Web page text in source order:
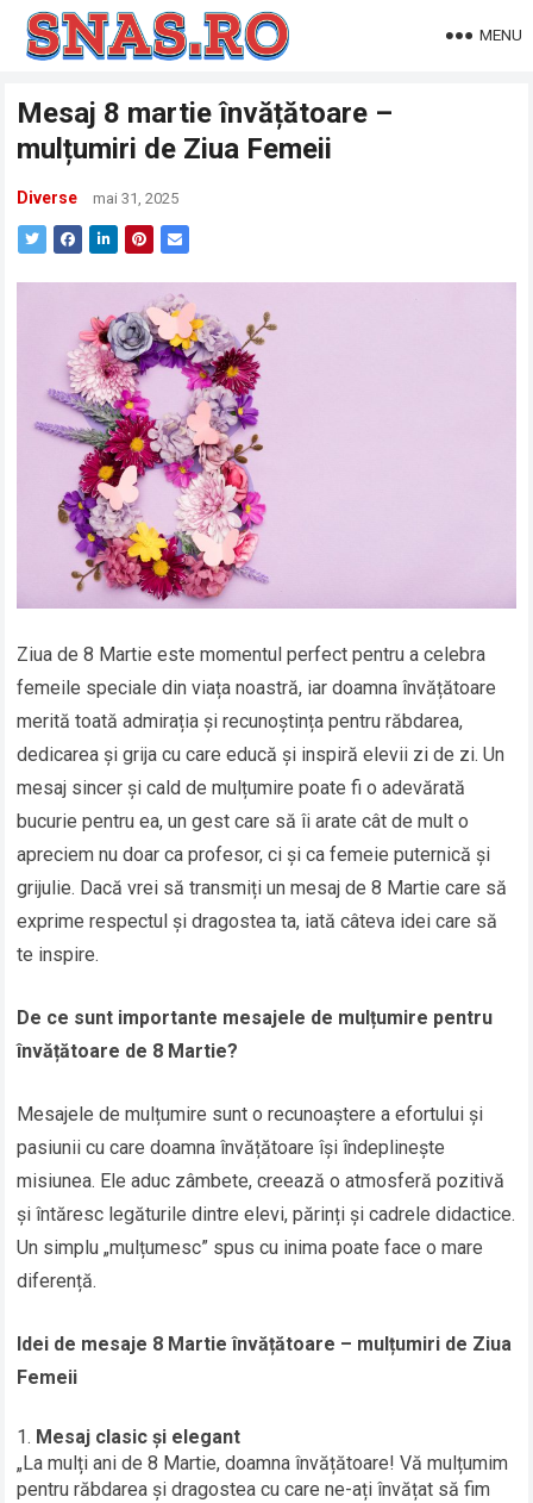
MENU
Mesaj 8 martie învățătoare –
mulțumiri de Ziua Femeii
Diverse mai 31, 2025
Ziua de 8 Martie este momentul perfect pentru a celebra
femeile speciale din viața noastră, iar doamna învățătoare
merită toată admirația și recunoștința pentru răbdarea,
dedicarea și grija cu care educă și inspiră elevii zi de zi. Un
mesaj sincer și cald de mulțumire poate fi o adevărată
bucurie pentru ea, un gest care să îi arate cât de mult o
apreciem nu doar ca profesor, ci și ca femeie puternică și
grijulie. Dacă vrei să transmiți un mesaj de 8 Martie care să
exprime respectul și dragostea ta, iată câteva idei care să
te inspire.
De ce sunt importante mesajele de mulțumire pentru
învățătoare de 8 Martie?
Mesajele de mulțumire sunt o recunoaștere a efortului și
pasiunii cu care doamna învățătoare își îndeplinește
misiunea. Ele aduc zâmbete, creează o atmosferă pozitivă
și întăresc legăturile dintre elevi, părinți și cadrele didactice.
Un simplu „mulțumesc” spus cu inima poate face o mare
diferență.
Idei de mesaje 8 Martie învățătoare – mulțumiri de Ziua
Femeii
Mesaj clasic și elegant
„La mulți ani de 8 Martie, doamna învățătoare! Vă mulțumim
pentru răbdarea și dragostea cu care ne-ați învățat să fim